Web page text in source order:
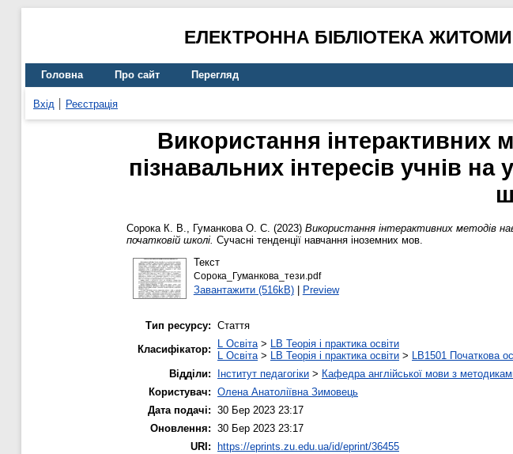
ЕЛЕКТРОННА БІБЛІОТЕКА
Головна Про сайт Перегляд
Вхід Реєстрація
Використання інтерактивних
пізнавальних інтересів учнів
Сорока К. В., Гуманкова О. С. (2023) Використання інтерактивних методів
початковій школі. Сучасні тенденції навчання іноземних мов.
Текст
Сорока_Гуманкова_тези.pdf
Завантажити (516kB)| Preview
Тип ресурсу: Стаття
Класифікатор:
L Освіта> LB Теорія і практика освіти
L Освіта> LB Теорія і практика освіти > LB1501 Початкова
Відділи:
Інститут педагогіки > Кафедра англійської мови з
Користувач: Олена Анатоліївна Зимовець
Дата подачі: 30 Бер 2023 23:17
Оновлення: 30 Бер 2023 23:17
URI:
https://eprints.zu.edu.ua/id/eprint/36455